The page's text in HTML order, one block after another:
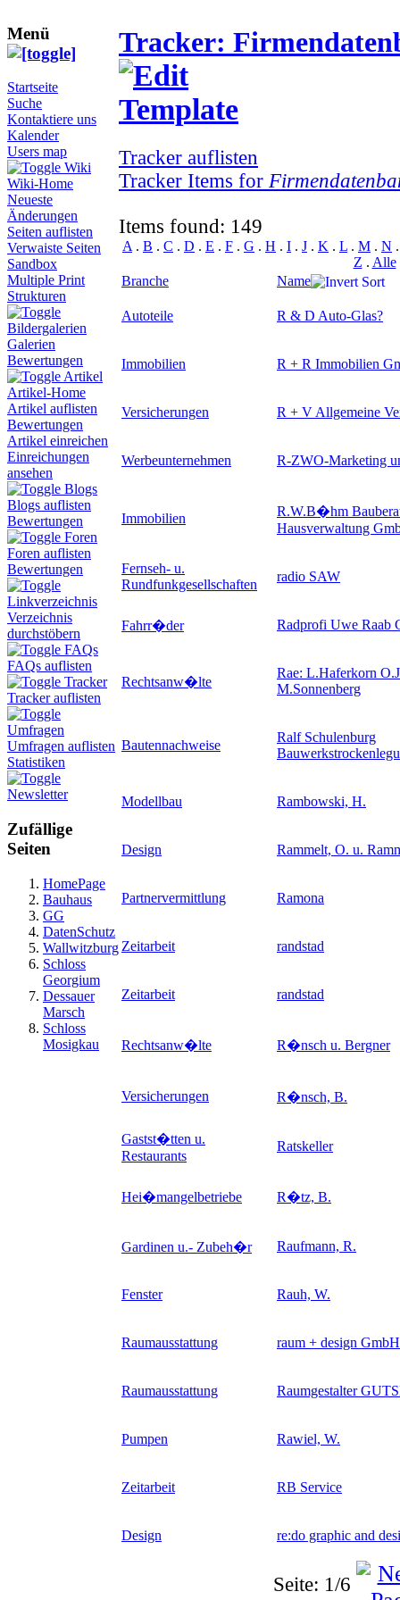
Menü
Startseite
Suche
Kontaktiere uns
Kalender
Users map
Wiki
Wiki-Home
Neueste
Änderungen
Seiten auflisten
Verwaiste Seiten
Sandbox
Multiple Print
Strukturen
Bildergalerien
Galerien
Bewertungen
Artikel
Artikel-Home
Artikel auflisten
Bewertungen
Artikel einreichen
Einreichungen
ansehen
Blogs
Blogs auflisten
Bewertungen
Foren
Foren auflisten
Bewertungen
Linkverzeichnis
Verzeichnis
durchstöbern
FAQs
FAQs auflisten
Tracker
Tracker auflisten
Umfragen
Umfragen auflisten
Statistiken
Newsletter
Zufällige
Seiten
HomePage
Bauhaus
GG
DatenSchutz
Wallwitzburg
Schloss
Georgium
Dessauer
Marsch
Schloss
Mosigkau
Tracker:
Tracker auflisten
Tracker Items for
Items found: 149
A . B . C . D . E . F . G . H . I . J . K . L . M . N
Z . Alle
Branche
Name
Autoteile R & D Auto-Glas?
Immobilien R + R Immobilien
Versicherungen R + V Allgemeine
Werbeunternehmen R-ZWO-Marketing
Immobilien
R.W.B�hm
Hausverwaltung
Fernseh- u.
Rundfunkgesellschaften
radio SAW
Fahrr�der Radprofi Uwe Raab
Rechtsanw�lte
Rae: L.Haferkorn
M.Sonnenberg
Bautennachweise
Ralf Schulenburg
Modellbau Rambowski, H.
Design Rammelt, O. u.
Partnervermittlung Ramona
Zeitarbeit randstad
Zeitarbeit randstad
Rechtsanw�lte R�nsch u. Bergner
Versicherungen R�nsch, B.
Gastst�tten u.
Restaurants
Ratskeller
Hei�mangelbetriebe R�tz, B.
Gardinen u.- Zubeh�r Raufmann, R.
Fenster Rauh, W.
Raumausstattung raum + design GmbH
Raumausstattung Raumgestalter
Pumpen Rawiel, W.
Zeitarbeit RB Service
Design re:do graphic and
Seite: 1/6